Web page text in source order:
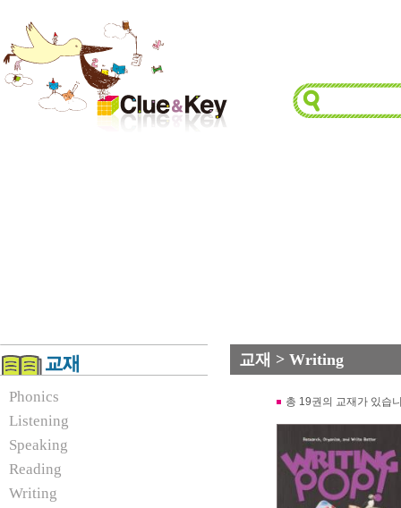
Phonics
Listening
Speaking
Reading
Writing
교재 > Writing
총 19권의 교재가 있습